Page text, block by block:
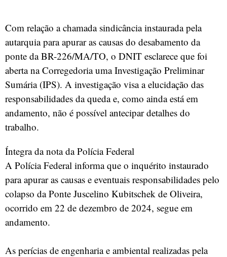
Com relação a chamada sindicância instaurada pela
autarquia para apurar as causas do desabamento da
ponte da BR-226/MA/TO, o DNIT esclarece que foi
aberta na Corregedoria uma Investigação Preliminar
Sumária (IPS). A investigação visa a elucidação das
responsabilidades da queda e, como ainda está em
andamento, não é possível antecipar detalhes do
trabalho.
Íntegra da nota da Polícia Federal
A Polícia Federal informa que o inquérito instaurado
para apurar as causas e eventuais responsabilidades pelo
colapso da Ponte Juscelino Kubitschek de Oliveira,
ocorrido em 22 de dezembro de 2024, segue em
andamento.
As perícias de engenharia e ambiental realizadas pela